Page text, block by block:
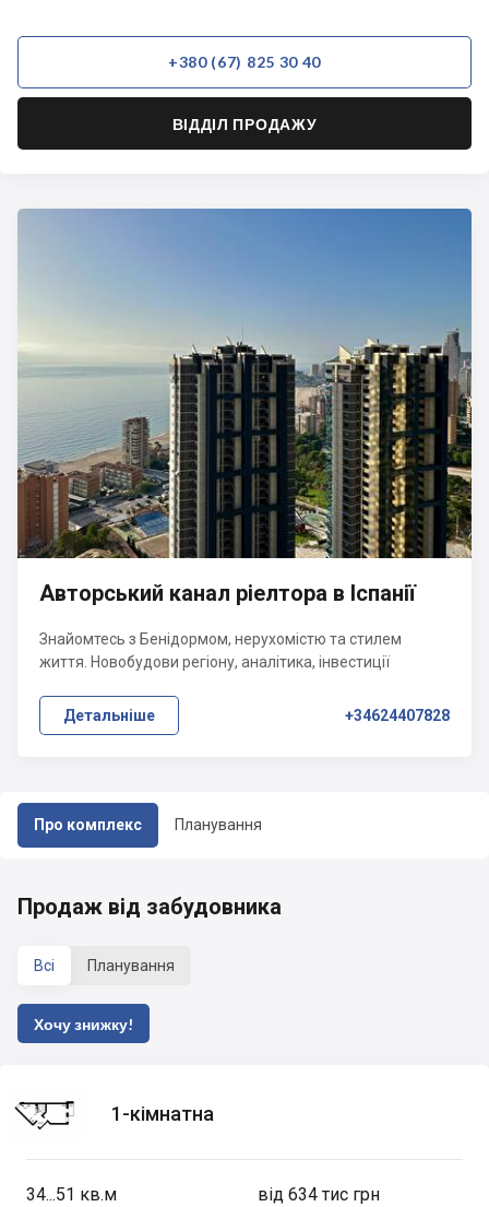
Про комплекс Планування
+380 (67) 825 30 40
ВІДДІЛ ПРОДАЖУ
Авторський канал ріелтора в Іспанії
Знайомтесь з Бенідормом, нерухомістю та стилем
життя. Новобудови регіону, аналітика, інвестиції
Детальніше +34624407828
Продаж від забудовника
Всі Планування
Хочу знижку!
1-кімнатна
34...51 кв.м від 634 тис грн